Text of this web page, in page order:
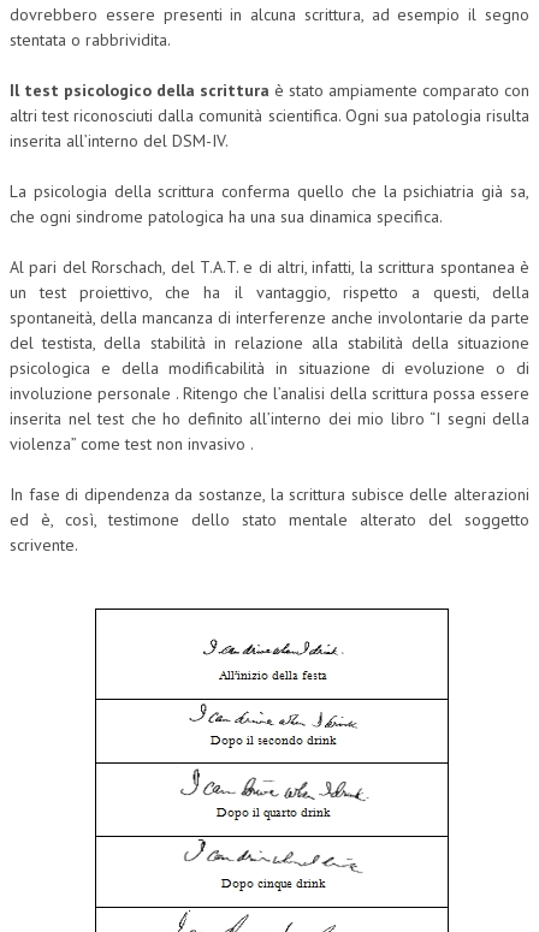
dovrebbero essere presenti in alcuna scrittura, ad esempio il segno
stentata o rabbrividita.
Il test psicologico della scrittura è stato ampiamente comparato con
altri test riconosciuti dalla comunità scientifica. Ogni sua patologia risulta
inserita all’interno del DSM-IV.
La psicologia della scrittura conferma quello che la psichiatria già sa,
che ogni sindrome patologica ha una sua dinamica specifica.
Al pari del Rorschach, del T.A.T. e di altri, infatti, la scrittura spontanea è
un test proiettivo, che ha il vantaggio, rispetto a questi, della
spontaneità, della mancanza di interferenze anche involontarie da parte
del testista, della stabilità in relazione alla stabilità della situazione
psicologica e della modificabilità in situazione di evoluzione o di
involuzione personale . Ritengo che l’analisi della scrittura possa essere
inserita nel test che ho definito all’interno dei mio libro “I segni della
violenza” come test non invasivo .
In fase di dipendenza da sostanze, la scrittura subisce delle alterazioni
ed è, così, testimone dello stato mentale alterato del soggetto
scrivente.